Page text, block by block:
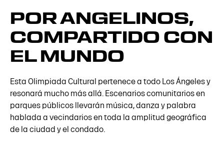
POR ANGELINOS,
COMPARTIDO CON
EL MUNDO
Esta Olimpiada Cultural pertenece a todo Los Ángeles y
resonará mucho más allá. Escenarios comunitarios en
parques públicos llevarán música, danza y palabra
hablada a vecindarios en toda la amplitud geográfica
de la ciudad y el condado.